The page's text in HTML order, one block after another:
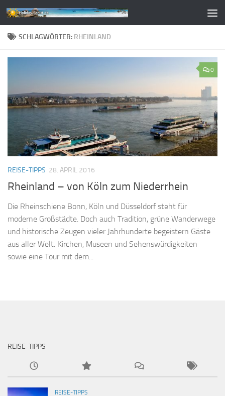
Zum Inhalt springen
SCHLAGWÖRTER: RHEINLAND
0
REISE-TIPPS 28. APRIL 2016
Rheinland – von Köln zum Niederrhein
Die Rheinschiene Bonn, Köln und Düsseldorf steht für
moderne Großstädte. Doch auch Tradition, grüne Wanderwege
und historische Zeugen vieler Jahrhunderte begeistern Gäste
aus aller Welt. Kirchen, Museen und Sehenswürdigkeiten
sowie eine Tour mit dem...
REISE-TIPPS
REISE-TIPPS